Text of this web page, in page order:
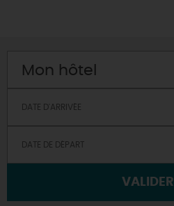
Mon hôtel
VALIDER